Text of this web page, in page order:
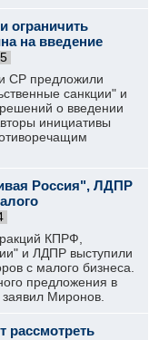
ограничить
на введение
СР предложили
санкции" и
о введении
инициативы
Россия", ЛДПР
КПРФ,
и ЛДПР выступили
с малого бизнеса.
предложения в
Миронов.
рассмотреть